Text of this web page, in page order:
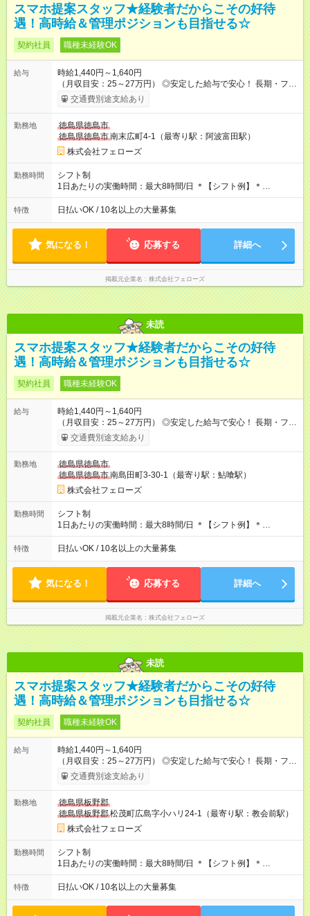
スマホ提案スタッフ★経験者だからこその好待
遇！高時給＆管理ポジションも目指せる☆
契約社員 職種未経験OK
給与
時給1,440円～1,640円
（月収目安：25～27万円） ◎安定した給与で安心！ 長期・フル
タイムで勤務いただける方にお越しいただきたいと思っていま
す。シフトが削られることはないので、安定した給与が入りま
たいという人もいると思います。このあたりは柔軟に対応する
ので、お気軽にご相談ください！ ※2ヶ月の試用期間がありま
す。その間の給与・待遇に変更はありません。 【試用期間】試
用期間あり 試用期間の長さ：2ヶ月 雇用形態、給与は本採用時
と同じです。
交通費別途支給あり
勤務地
徳島県徳島市
徳島県徳島市南末広町4-1（最寄り駅：阿波富田駅）
株式会社フェローズ
勤務時間
シフト制
1日あたりの実働時間：最大8時間/日 ＊【シフト例】＊
(1) 10:00～19:00 (2) 11:00～20:00 (3) 12:00～21:00 など ◎
いずれも実働8時間・休憩1時間です。中抜けシフトなどはあり
たい」などあれば相談に応じますのでおっしゃってください！
特徴 日払いOK / 10名以上の大量募集
気になる！ 応募する 詳細へ
掲載元企業名 株式会社フェローズ
未読
スマホ提案スタッフ★経験者だからこその好待
遇！高時給＆管理ポジションも目指せる☆
契約社員 職種未経験OK
給与
時給1,440円～1,640円
（月収目安：25～27万円） ◎安定した給与で安心！ 長期・フル
タイムで勤務いただける方にお越しいただきたいと思っていま
す。シフトが削られることはないので、安定した給与が入りま
たいという人もいると思います。このあたりは柔軟に対応する
ので、お気軽にご相談ください！ ※2ヶ月の試用期間がありま
す。その間の給与・待遇に変更はありません。 【試用期間】試
用期間あり 試用期間の長さ：2ヶ月 雇用形態、給与は本採用時
と同じです。
交通費別途支給あり
勤務地
徳島県徳島市
徳島県徳島市南島田町3-30-1（最寄り駅：鮎喰駅）
株式会社フェローズ
勤務時間
シフト制
1日あたりの実働時間：最大8時間/日 ＊【シフト例】＊
(1) 10:00～19:00 (2) 11:00～20:00 (3) 12:00～21:00 など ◎
いずれも実働8時間・休憩1時間です。中抜けシフトなどはあり
たい」などあれば相談に応じますのでおっしゃってください！
特徴 日払いOK / 10名以上の大量募集
気になる！ 応募する 詳細へ
掲載元企業名 株式会社フェローズ
未読
スマホ提案スタッフ★経験者だからこその好待
遇！高時給＆管理ポジションも目指せる☆
契約社員 職種未経験OK
給与
時給1,440円～1,640円
（月収目安：25～27万円） ◎安定した給与で安心！ 長期・フル
タイムで勤務いただける方にお越しいただきたいと思っていま
す。シフトが削られることはないので、安定した給与が入りま
たいという人もいると思います。このあたりは柔軟に対応する
ので、お気軽にご相談ください！ ※2ヶ月の試用期間がありま
す。その間の給与・待遇に変更はありません。 【試用期間】試
用期間あり 試用期間の長さ：2ヶ月 雇用形態、給与は本採用時
と同じです。
交通費別途支給あり
勤務地
徳島県板野郡
徳島県板野郡松茂町広島字小ハリ24-1（最寄り駅：教会前駅）
株式会社フェローズ
勤務時間
シフト制
1日あたりの実働時間：最大8時間/日 ＊【シフト例】＊
(1) 10:00～19:00 (2) 11:00～20:00 (3) 12:00～21:00 など ◎
いずれも実働8時間・休憩1時間です。中抜けシフトなどはあり
たい」などあれば相談に応じますのでおっしゃってください！
特徴 日払いOK / 10名以上の大量募集